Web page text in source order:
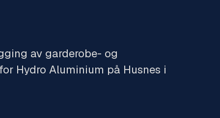
av garderobe- og
Hydro Aluminium på Husnes i